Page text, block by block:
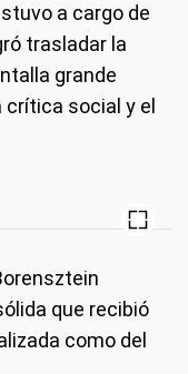
a cargo de
trasladar la
grande
social y el
que recibió
como del